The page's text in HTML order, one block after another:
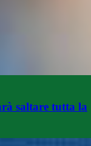
saltare tutta la